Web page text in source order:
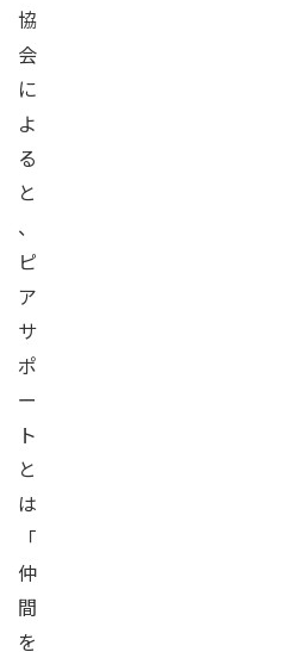
協
会
に
よ
る
と
、
ピ
ア
サ
ポ
ー
ト
と
は
「
仲
間
を